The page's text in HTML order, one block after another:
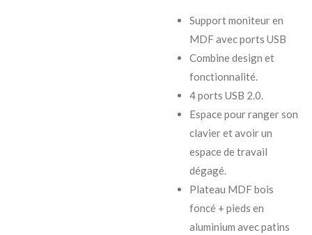
Support moniteur en
MDF avec ports USB
Combine design et
fonctionnalité.
4 ports USB 2.0.
Espace pour ranger son
clavier et avoir un
espace de travail
dégagé.
Plateau MDF bois
foncé + pieds en
aluminium avec patins